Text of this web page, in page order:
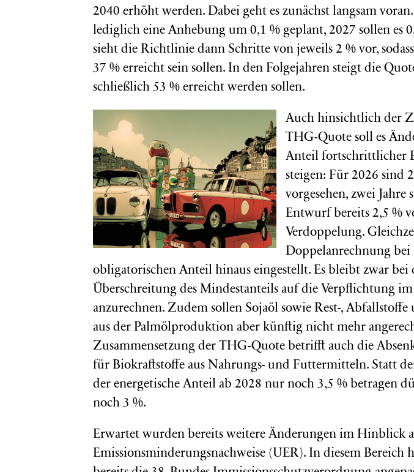
2040 erhöht werden. Dabei geht es zunächst langsam
lediglich eine Anhebung um 0,1 % geplant, 2027 sollen es
sieht die Richtlinie dann Schritte von jeweils 2 % vor,
37 % erreicht sein sollen. In den Folgejahren steigt die
schließlich 53 % erreicht werden sollen.
Auch hinsichtlich der
THG-Quote soll es
Anteil fortschrittlicher
steigen: Für 2026 sind
vorgesehen, zwei Jahre
Entwurf bereits 2,5 %
Verdoppelung.
Doppelanrechnung
obligatorischen Anteil hinaus eingestellt. Es bleibt zwar
Überschreitung des Mindestanteils auf die Verpflichtung
anzurechnen. Zudem sollen Sojaöl sowie Rest-,
aus der Palmölproduktion aber künftig nicht mehr
Zusammensetzung der THG-Quote betrifft auch die
für Biokraftstoffe aus Nahrungs- und Futtermitteln. Statt
der energetische Anteil ab 2028 nur noch 3,5 % betragen
noch 3 %.
Erwartet wurden bereits weitere Änderungen im Hinblick
Emissionsminderungsnachweise (UER). In diesem Bereich